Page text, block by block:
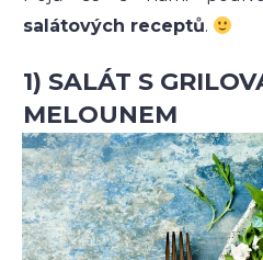
salátových receptů.
1) SALÁT S
MELOUNEM